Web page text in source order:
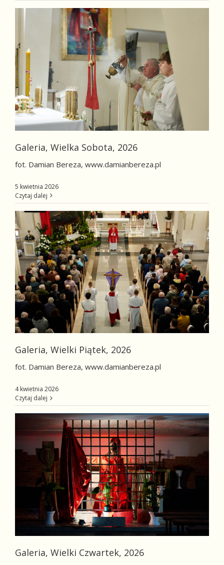
Galeria, Wielka Sobota, 2026
fot. Damian Bereza, www.damianbereza.pl
5 kwietnia 2026
Czytaj dalej
Galeria, Wielki Piątek, 2026
fot. Damian Bereza, www.damianbereza.pl
4 kwietnia 2026
Czytaj dalej
Galeria, Wielki Czwartek, 2026